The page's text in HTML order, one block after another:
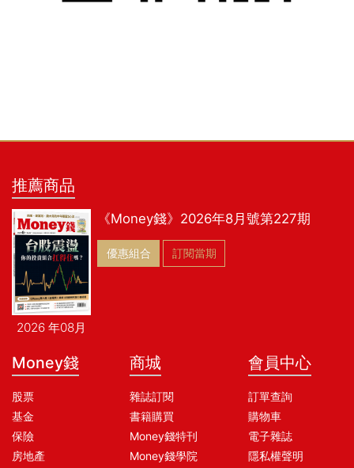
推薦商品
2026 年08月
《Money錢》2026年8月號第227期
優惠組合 訂閱當期
Money錢
股票
基金
保險
房地產
商城
雜誌訂閱
書籍購買
Money錢特刊
Money錢學院
會員中心
訂單查詢
購物車
電子雜誌
隱私權聲明